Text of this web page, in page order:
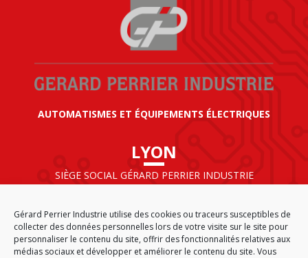
Gérard Perrier Industrie utilise des cookies ou traceurs susceptibles de
collecter des données personnelles lors de votre visite sur le site pour
personnaliser le contenu du site, offrir des fonctionnalités relatives aux
médias sociaux et développer et améliorer le contenu du site. Vous
AUTOMATISMES ET ÉQUIPEMENTS ÉLECTRIQUES
LYON
SIÈGE SOCIAL GÉRARD PERRIER INDUSTRIE
69125 LYON AÉROPORT SAINT EXUPÉRY
FRANCE